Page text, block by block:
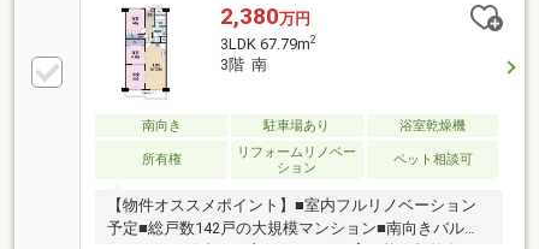
2,380万円
3LDK 67.79m2
3階 南
南向き 駐車場あり 浴室乾燥機
所有権
リフォームリノベー
ション
ペット相談可
【物件オススメポイント】■室内フルリノベーション
予定■総戸数142戸の大規模マンション■南向きバルコ